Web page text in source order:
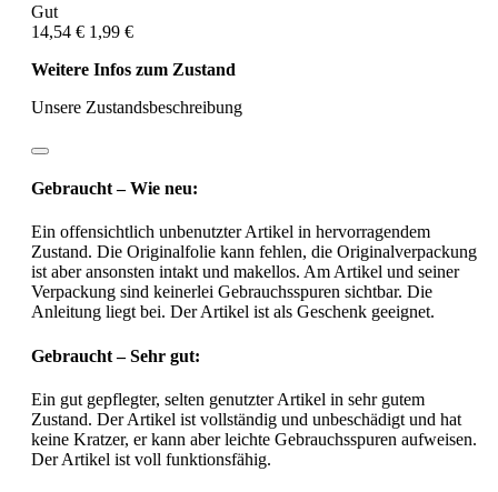
Gut
14,54 € 1,99 €
Weitere Infos zum Zustand
Unsere Zustandsbeschreibung
Gebraucht – Wie neu:
Ein offensichtlich unbenutzter Artikel in hervorragendem
Zustand. Die Originalfolie kann fehlen, die Originalverpackung
ist aber ansonsten intakt und makellos. Am Artikel und seiner
Verpackung sind keinerlei Gebrauchsspuren sichtbar. Die
Anleitung liegt bei. Der Artikel ist als Geschenk geeignet.
Gebraucht – Sehr gut:
Ein gut gepflegter, selten genutzter Artikel in sehr gutem
Zustand. Der Artikel ist vollständig und unbeschädigt und hat
keine Kratzer, er kann aber leichte Gebrauchsspuren aufweisen.
Der Artikel ist voll funktionsfähig.